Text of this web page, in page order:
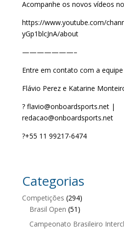
Acompanhe os novos vídeos
https://www.youtube.com/
yGp1blcJnA/about
———————–
Entre em contato com a
Flávio Perez e Katarine
? flavio@onboardsports.net |
redacao@onboardsports.net
?+55 11 99217-6474
Categorias
Competições (294)
Brasil Open (51)
Campeonato Brasileiro